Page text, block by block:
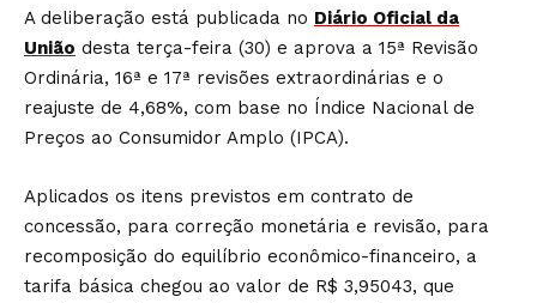
A deliberação está publicada no Diário Oficial da
União desta terça-feira (30) e aprova a 15ª Revisão
Ordinária, 16ª e 17ª revisões extraordinárias e o
reajuste de 4,68%, com base no Índice Nacional de
Preços ao Consumidor Amplo (IPCA).
Aplicados os itens previstos em contrato de
concessão, para correção monetária e revisão, para
recomposição do equilíbrio econômico-financeiro, a
tarifa básica chegou ao valor de R$ 3,95043, que